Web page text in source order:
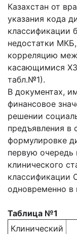
Казахстан от
указания кода
классификации
недостатки
корреляцию
касающимися
табл.№1).
В документах,
финансовое
решении
предъявления в
формулировке
первую
клинического
классификации
одновременно в
Таблица №1
Клинический